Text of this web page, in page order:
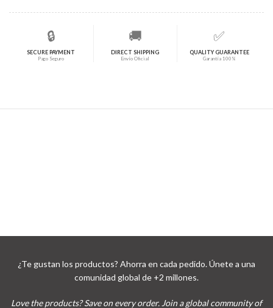
🔒
SECURE PAYMENT
Pago Seguro
🚚
DIRECT SHIPPING
Envío Oficial
✅
QUALITY GUARANTEE
Garantía 100%
¿Te gustan los productos? Ahorra en cada pedido. Únete a una
comunidad global de +2 millones.
Love the products? Save on every order. Join a global community of